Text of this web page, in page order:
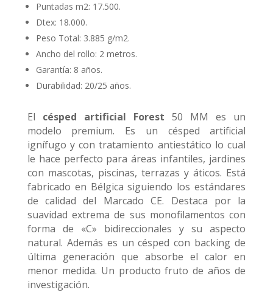
Puntadas m2: 17.500.
Dtex: 18.000.
Peso Total: 3.885 g/m2.
Ancho del rollo: 2 metros.
Garantía: 8 años.
Durabilidad: 20/25 años.
El césped artificial Forest 50 MM es un
modelo premium. Es un césped artificial
ignífugo y con tratamiento antiestático lo cual
le hace perfecto para áreas infantiles, jardines
con mascotas, piscinas, terrazas y áticos. Está
fabricado en Bélgica siguiendo los estándares
de calidad del Marcado CE. Destaca por la
suavidad extrema de sus monofilamentos con
forma de «C» bidireccionales y su aspecto
natural. Además es un césped con backing de
última generación que absorbe el calor en
menor medida. Un producto fruto de años de
investigación.